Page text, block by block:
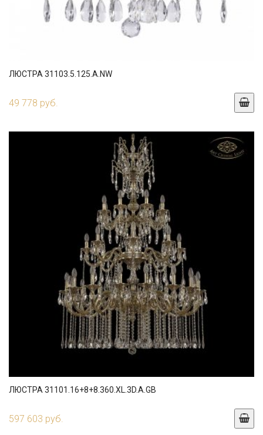
ЛЮСТРА 31103.5.125.A.NW
49 778 руб.
ЛЮСТРА 31101.16+8+8.360.XL.3D.A.GB
597 603 руб.